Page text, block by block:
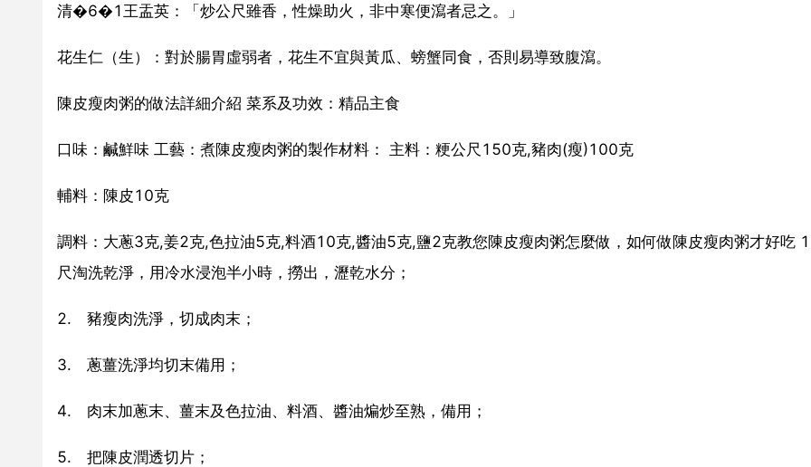
清�6�1王盂英：「炒公尺雖香，性燥助火，非中寒便瀉者忌之。」
花生仁（生）：對於腸胃虛弱者，花生不宜與黃瓜、螃蟹同食，否則易導致腹瀉。
陳皮瘦肉粥的做法詳細介紹 菜系及功效：精品主食
口味：鹹鮮味 工藝：煮陳皮瘦肉粥的製作材料： 主料：粳公尺150克,豬肉(瘦)100克
輔料：陳皮10克
調料：大蔥3克,姜2克,色拉油5克,料酒10克,醬油5克,鹽2克教您陳皮瘦肉粥怎麼做，如何做陳皮瘦肉粥才好
尺淘洗乾淨，用冷水浸泡半小時，撈出，瀝乾水分；
2. 豬瘦肉洗淨，切成肉末；
3. 蔥薑洗淨均切末備用；
4. 肉末加蔥末、薑末及色拉油、料酒、醬油煸炒至熟，備用；
5. 把陳皮潤透切片；